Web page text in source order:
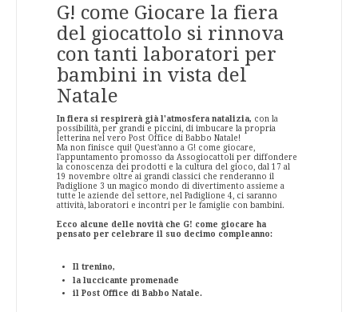
G! come Giocare la fiera
del giocattolo si rinnova
con tanti laboratori per
bambini in vista del
Natale
In fiera si respirerà già l'atmosfera natalizia, con la
possibilità, per grandi e piccini, di imbucare la propria
letterina nel vero Post Office di Babbo Natale!
Ma non finisce qui! Quest'anno a G! come giocare,
l'appuntamento promosso da Assogiocattoli per diffondere
la conoscenza dei prodotti e la cultura del gioco, dal 17 al
19 novembre oltre ai grandi classici che renderanno il
Padiglione 3 un magico mondo di divertimento assieme a
tutte le aziende del settore, nel Padiglione 4, ci saranno
attività, laboratori e incontri per le famiglie con bambini.
Ecco alcune delle novità che G! come giocare ha
pensato per celebrare il suo decimo compleanno:
Il trenino,
la luccicante promenade
il Post Office di Babbo Natale.